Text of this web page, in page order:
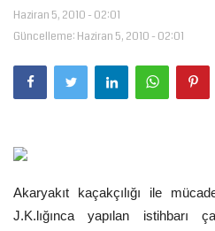
Anasayfa
Köşe Yazıları
Şanlıurfa
Eğitim
Haziran 5, 2010 - 02:01
Güncelleme: Haziran 5, 2010 - 02:01
Akaryakıt kaçakçılığı ile
J.K.lığınca yapılan istihbarı